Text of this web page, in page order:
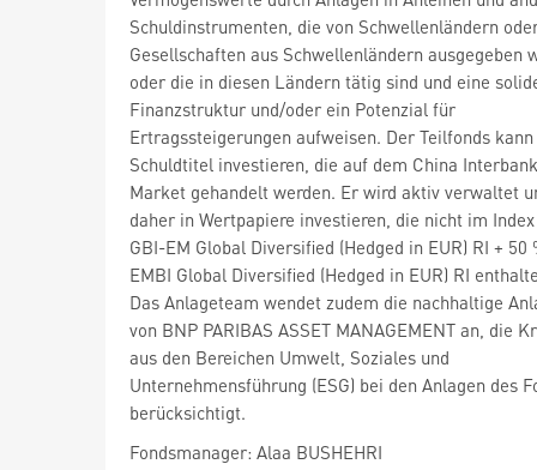
Schuldinstrumenten, die von Schwellenländern
Gesellschaften aus Schwellenländern ausgegeben
oder die in diesen Ländern tätig sind und eine
Finanzstruktur und/oder ein Potenzial für
Ertragssteigerungen aufweisen. Der Teilfonds
Schuldtitel investieren, die auf dem China
Market gehandelt werden. Er wird aktiv verwaltet
daher in Wertpapiere investieren, die nicht im
GBI-EM Global Diversified (Hedged in EUR) RI + 50
EMBI Global Diversified (Hedged in EUR) RI
Das Anlageteam wendet zudem die nachhaltige
von BNP PARIBAS ASSET MANAGEMENT an, die
aus den Bereichen Umwelt, Soziales und
Unternehmensführung (ESG) bei den Anlagen des
berücksichtigt.
Fondsmanager: Alaa BUSHEHRI